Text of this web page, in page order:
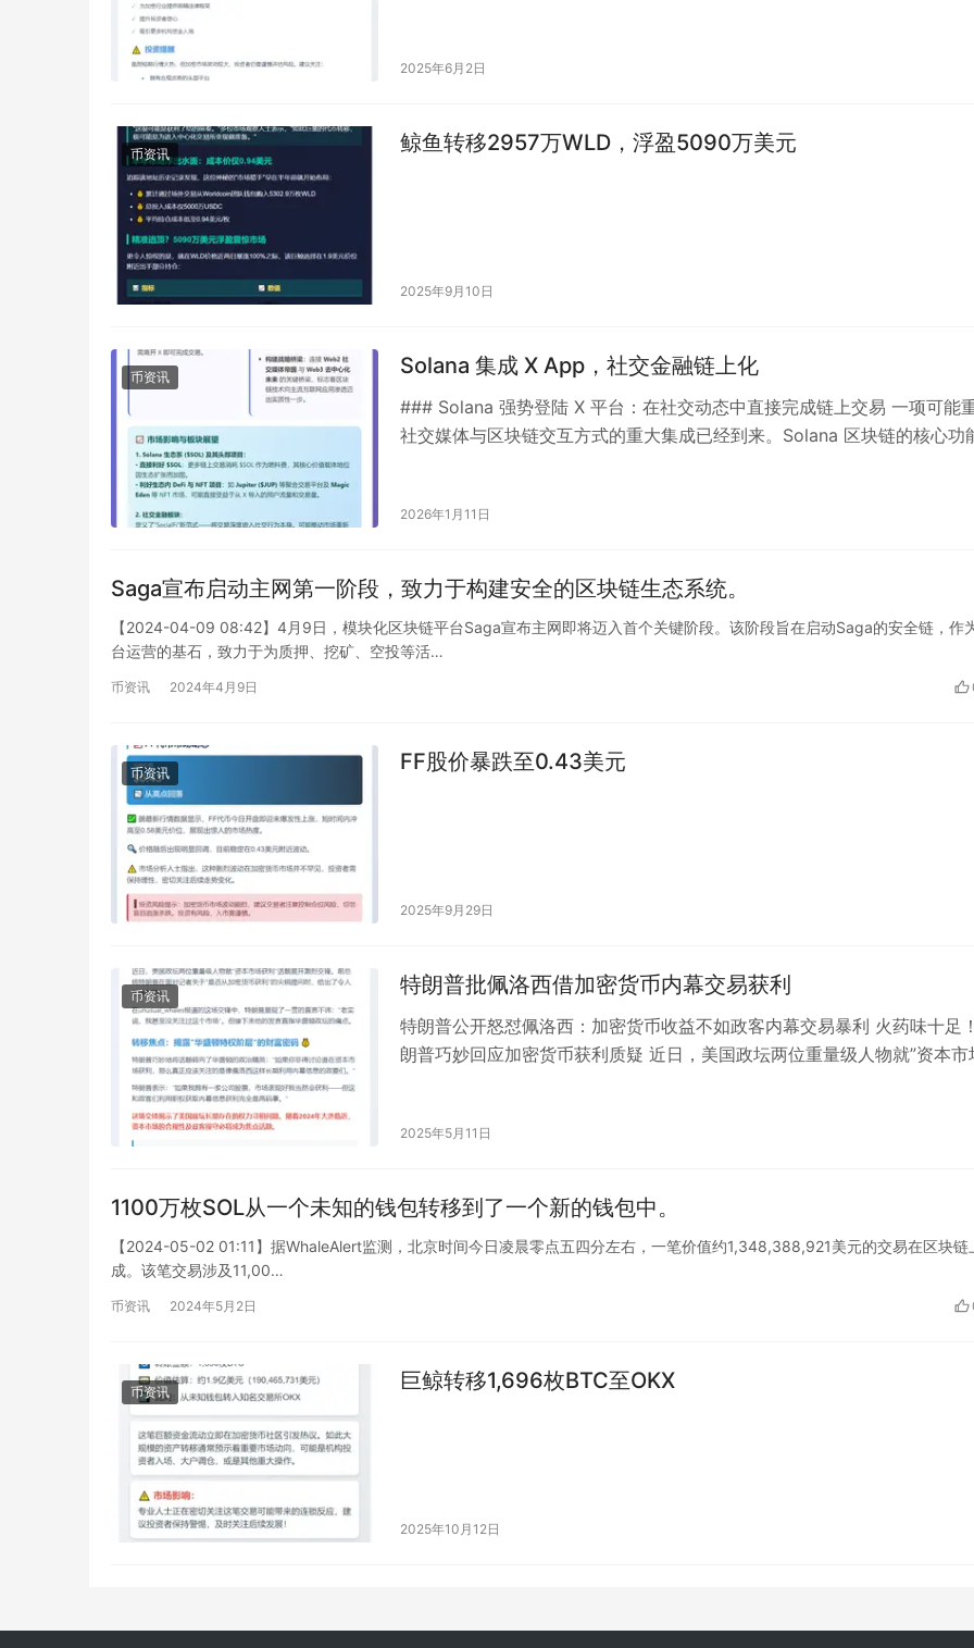
2025年6月2日
币资讯 鲸鱼转移2957万WLD，浮盈5090万美元
2025年9月10日
币资讯 Solana 集成 X App，社交金融链上化
### Solana 强势登陆 X 平台：在社交动态中直接完成链上交易 一项可能
社交媒体与区块链交互方式的重大集成已经到来。Solana 区块链的核心功
2026年1月11日
Saga宣布启动主网第一阶段，致力于构建安全的区块链生态系统。
【2024-04-09 08:42】4月9日，模块化区块链平台Saga宣布主网即将迈入首个关键阶段。该阶段旨在启动Saga的安全链，作
台运营的基石，致力于为质押、挖矿、空投等活…
币资讯 2024年4月9日
币资讯 FF股价暴跌至0.43美元
2025年9月29日
币资讯 特朗普批佩洛西借加密货币内幕交易获利
特朗普公开怒怼佩洛西：加密货币收益不如政客内幕交易暴利 火药味十足
朗普巧妙回应加密货币获利质疑 近日，美国政坛两位重量级人物就”资本市
2025年5月11日
1100万枚SOL从一个未知的钱包转移到了一个新的钱包中。
【2024-05-02 01:11】据WhaleAlert监测，北京时间今日凌晨零点五四分左右，一笔价值约1,348,388,921美元的交易在区块链
成。该笔交易涉及11,00…
币资讯 2024年5月2日
币资讯 巨鲸转移1,696枚BTC至OKX
2025年10月12日